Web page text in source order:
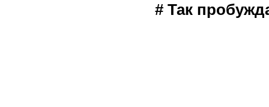
# Так